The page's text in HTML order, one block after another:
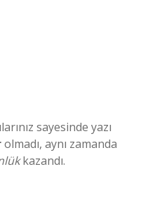
sayesinde yazı
olmadı, aynı zamanda
kazandı.